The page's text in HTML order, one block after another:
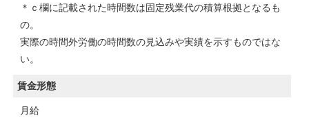
＊ｃ欄に記載された時間数は固定残業代の積算根拠となるも
の。
実際の時間外労働の時間数の見込みや実績を示すものではな
い。
賃金形態
月給